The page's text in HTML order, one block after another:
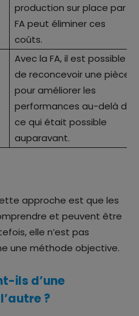
production sur place par
FA peut éliminer ces
coûts.
Avec la FA, il est possible
de reconcevoir une pièce
pour améliorer les
performances au-delà de
ce qui était possible
auparavant.
approche est que les
et peuvent être
elle n’est pas
une méthode objective.
ils d’une
?